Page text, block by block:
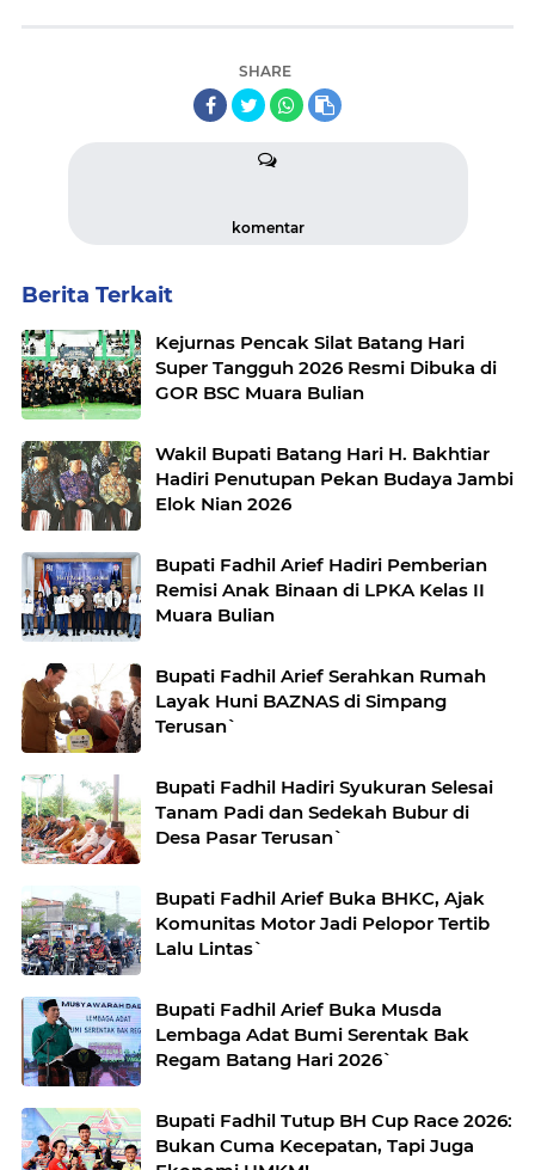
SHARE
komentar
Berita Terkait
Kejurnas Pencak Silat Batang Hari
Super Tangguh 2026 Resmi Dibuka di
GOR BSC Muara Bulian
Wakil Bupati Batang Hari H. Bakhtiar
Hadiri Penutupan Pekan Budaya Jambi
Elok Nian 2026
Bupati Fadhil Arief Hadiri Pemberian
Remisi Anak Binaan di LPKA Kelas II
Muara Bulian
Bupati Fadhil Arief Serahkan Rumah
Layak Huni BAZNAS di Simpang
Terusan`
Bupati Fadhil Hadiri Syukuran Selesai
Tanam Padi dan Sedekah Bubur di
Desa Pasar Terusan`
Bupati Fadhil Arief Buka BHKC, Ajak
Komunitas Motor Jadi Pelopor Tertib
Lalu Lintas`
Bupati Fadhil Arief Buka Musda
Lembaga Adat Bumi Serentak Bak
Regam Batang Hari 2026`
Bupati Fadhil Tutup BH Cup Race 2026:
Bukan Cuma Kecepatan, Tapi Juga